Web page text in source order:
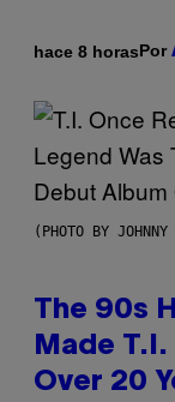
hace 8 horasPor
(PHOTO BY
The 90s
Made
Over 20